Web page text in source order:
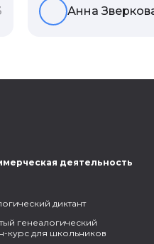
вас подборку
Анна
деятельность
диктант
генеалогический
курс для школьников